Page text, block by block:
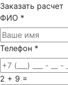
Заказать расчет
ФИО *
Телефон *
2 + 9 =